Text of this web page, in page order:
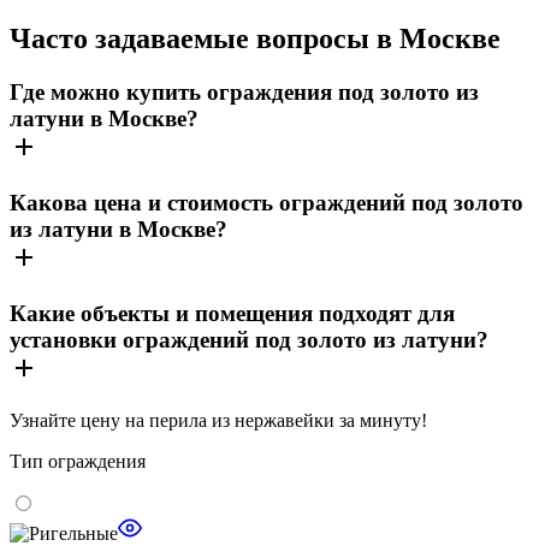
Часто задаваемые вопросы в Москве
Где можно купить ограждения под золото из
латуни в Москве?
Какова цена и стоимость ограждений под золото
из латуни в Москве?
Какие объекты и помещения подходят для
установки ограждений под золото из латуни?
Узнайте цену на перила из нержавейки за минуту!
Тип ограждения